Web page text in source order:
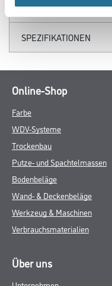
DATENBLÄTTER
SPEZIFIKATIONEN
Online-Shop
Farbe
WDV-Systeme
Trockenbau
Putze- und Spachtelmassen
Bodenbeläge
Wand- & Deckenbeläge
Werkzeug & Maschinen
Verbrauchsmaterialien
Über uns